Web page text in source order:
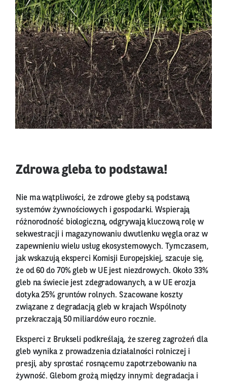
Zdrowa gleba to podstawa!
Nie ma wątpliwości, że zdrowe gleby są podstawą
systemów żywnościowych i gospodarki. Wspierają
różnorodność biologiczną, odgrywają kluczową rolę w
sekwestracji i magazynowaniu dwutlenku węgla oraz w
zapewnieniu wielu usług ekosystemowych. Tymczasem,
jak wskazują eksperci Komisji Europejskiej, szacuje się,
że od 60 do 70% gleb w UE jest niezdrowych. Około 33%
gleb na świecie jest zdegradowanych, a w UE erozja
dotyka 25% gruntów rolnych. Szacowane koszty
związane z degradacją gleb w krajach Wspólnoty
przekraczają 50 miliardów euro rocznie.
Eksperci z Brukseli podkreślają, że szereg zagrożeń dla
gleb wynika z prowadzenia działalności rolniczej i
presji, aby sprostać rosnącemu zapotrzebowaniu na
żywność. Glebom grożą między innymi: degradacja i